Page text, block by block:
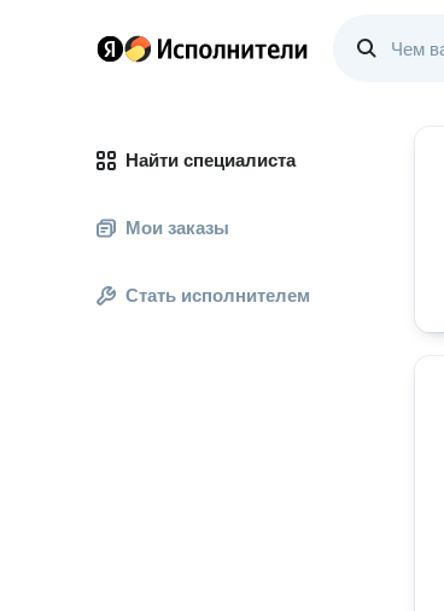
Найти специалиста
Мои заказы
Стать исполнителем